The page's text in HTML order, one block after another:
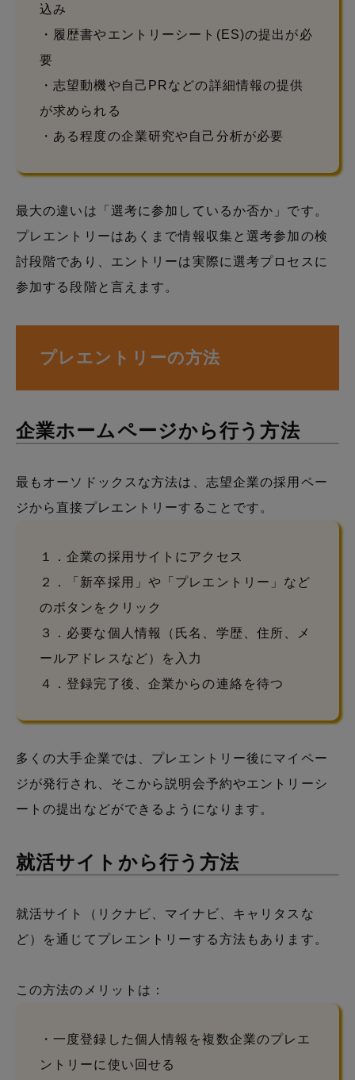
込み
・履歴書やエントリーシート(ES)の提出が必
要
・志望動機や自己PRなどの詳細情報の提供
が求められる
・ある程度の企業研究や自己分析が必要
最大の違いは「選考に参加しているか否か」です。
プレエントリーはあくまで情報収集と選考参加の検
討段階であり、エントリーは実際に選考プロセスに
参加する段階と言えます。
プレエントリーの方法
企業ホームページから行う方法
最もオーソドックスな方法は、志望企業の採用ペー
ジから直接プレエントリーすることです。
１．企業の採用サイトにアクセス
２．「新卒採用」や「プレエントリー」など
のボタンをクリック
３．必要な個人情報（氏名、学歴、住所、メ
ールアドレスなど）を入力
４．登録完了後、企業からの連絡を待つ
多くの大手企業では、プレエントリー後にマイペー
ジが発行され、そこから説明会予約やエントリーシ
ートの提出などができるようになります。
就活サイトから行う方法
就活サイト（リクナビ、マイナビ、キャリタスな
ど）を通じてプレエントリーする方法もあります。
この方法のメリットは：
・一度登録した個人情報を複数企業のプレエ
ントリーに使い回せる